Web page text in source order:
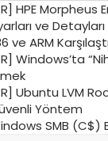
HPE
ve Detayları
ve ARM
Windows’ta
Ubuntu LVM
Yöntem
SMB (C$)